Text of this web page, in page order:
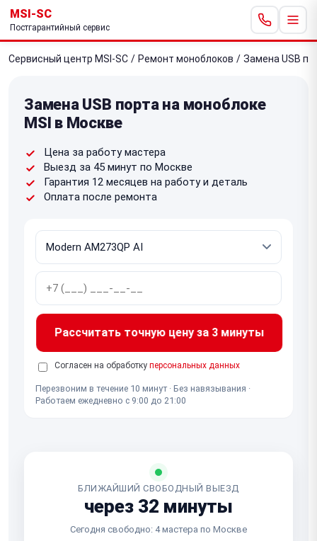
MSI-SC
Постгарантийный сервис
Сервисный центр MSI-SC / Ремонт моноблоков / Замена USB
Замена USB порта на моноблоке
MSI в Москве
Цена за работу мастера
Выезд за 45 минут по Москве
Гарантия 12 месяцев на работу и деталь
Оплата после ремонта
Рассчитать точную цену за 3 минуты
Согласен на обработку персональных данных
Перезвоним в течение 10 минут · Без навязывания ·
Работаем ежедневно с 9:00 до 21:00
БЛИЖАЙШИЙ СВОБОДНЫЙ ВЫЕЗД
через 32 минуты
Сегодня свободно: 4 мастера по Москве